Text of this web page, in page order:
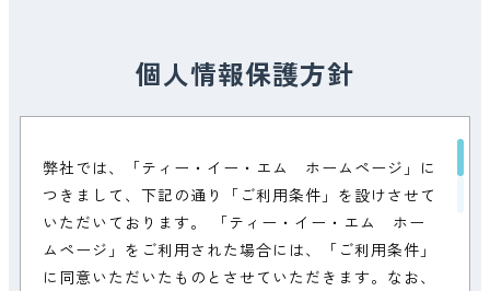
個人情報保護方針
弊社では、「ティー・イー・エム ホームページ」に
つきまして、下記の通り「ご利用条件」を設けさせて
いただいております。 「ティー・イー・エム ホー
ムページ」をご利用された場合には、「ご利用条件」
に同意いただいたものとさせていただきます。なお、